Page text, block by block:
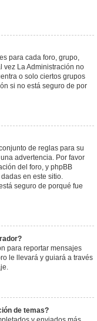
para cada foro, grupo,
vez La Administración no
o solo ciertos grupos
si no está seguro de por
de reglas para su
advertencia. Por favor
del foro, y phpBB
en este sitio.
seguro de porqué fue
para reportar mensajes
le llevará y guiará a través
de temas?